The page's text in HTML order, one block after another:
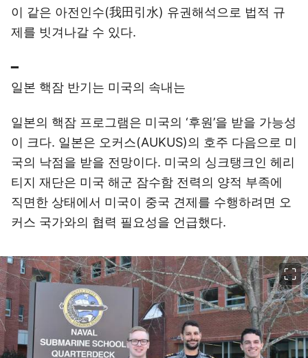
이 같은 아전인수(我田引水) 유권해석으로 법적 규
제를 빗겨나갈 수 있다.
━
일본 핵잠 반기는 미국의 속내는
일본의 핵잠 프로그램은 미국의 ‘후원’을 받을 가능성
이 크다. 일본은 오커스(AUKUS)의 호주 다음으로 미
국의 낙점을 받을 전망이다. 미국의 싱크탱크인 헤리
티지 재단은 미국 해군 잠수함 전력의 양적 부족에
직면한 상태에서 미국이 중국 견제를 수행하려면 오
커스 국가와의 협력 필요성을 언급했다.